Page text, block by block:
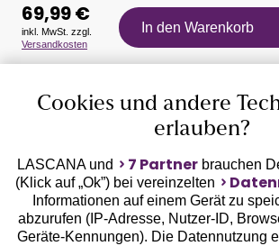
Auszeichnungen
Geprüfte Sicherheit
69,99 €
inkl. MwSt. zzgl.
Versandkosten
In den Warenkorb
Cookies und andere
erlauben?
LASCANA und 7 Partnerbrauchen
(Klick auf „Ok”) bei vereinzelten
Informationen auf einem Gerät zu
abzurufen (IP-Adresse, Nutzer-ID,
Geräte-Kennungen). Die Datennutzung